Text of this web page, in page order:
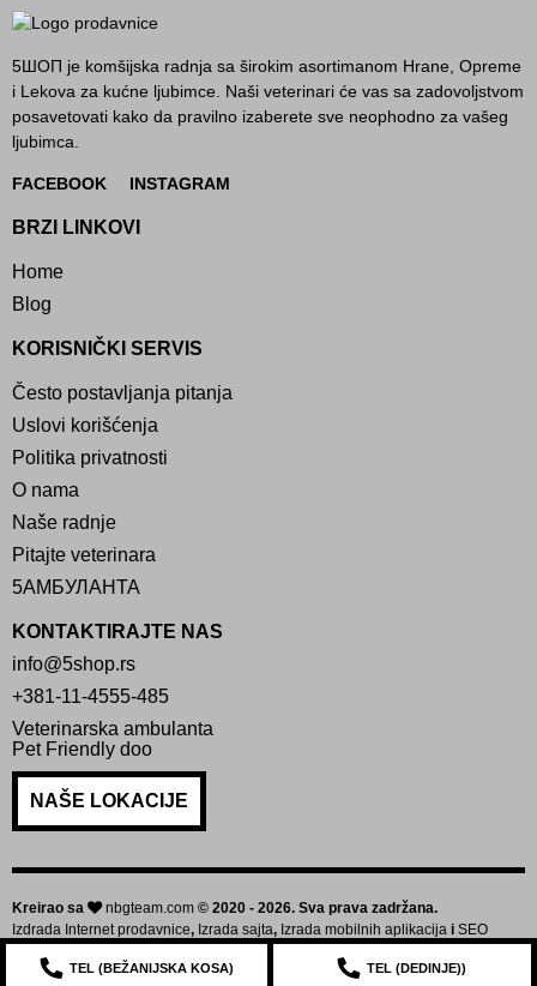
5ШОП je komšijska radnja sa širokim asortimanom Hrane, Opreme
i Lekova za kućne ljubimce. Naši veterinari će vas sa zadovoljstvom
posavetovati kako da pravilno izaberete sve neophodno za vašeg
ljubimca.
FACEBOOK INSTAGRAM
BRZI LINKOVI
Home
Blog
KORISNIČKI SERVIS
Često postavljanja pitanja
Uslovi korišćenja
Politika privatnosti
O nama
Naše radnje
Pitajte veterinara
5АМБУЛАНТА
KONTAKTIRAJTE NAS
info@5shop.rs
+381-11-4555-485
Veterinarska ambulanta
Pet Friendly doo
NAŠE LOKACIJE
Kreirao sa nbgteam.com © 2020 - 2026. Sva prava zadržana.
Izdrada Internet prodavnice, Izrada sajta, Izrada mobilnih aplikacija i SEO
TEL (BEŽANIJSKA KOSA) TEL (DEDINJE))